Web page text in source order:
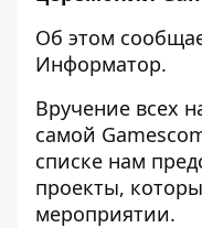
Об этом
Информатор.
Вручение всех
самой
списке нам
проекты,
мероприятии.